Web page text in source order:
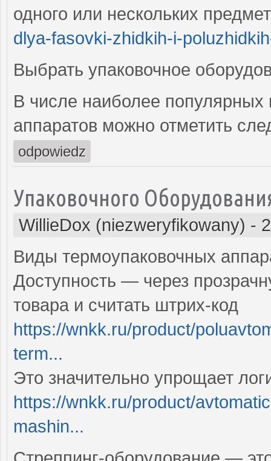
одного или нескольких
dlya-fasovki-zhidkih-i-
Выбрать упаковочное
В числе наиболее
аппаратов можно отметить
odpowiedz
Упаковочного
WillieDox (niezweryfikowany) -
Виды термоупаковочных
Доступность — через
товара и считать штрих-код
https://wnkk.ru/product/
term...
Это значительно упрощает
https://wnkk.ru/product/
mashin...